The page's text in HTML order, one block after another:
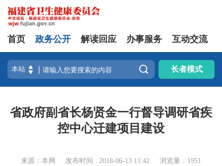
首页 政务公开 解读回应 办事服务 互动交流
 长者模式
省政府副省长杨贤金一行督导调研省疾
控中心迁建项目建设
来源：本网 发布时间 : 2018-06-13 11:42 浏览量：1951